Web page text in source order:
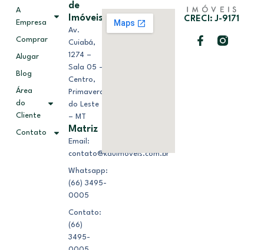
CRECI: J-9171
A
Empresa
Comprar
Alugar
Blog
Área
do
Cliente
Contato
de
Imóveis
Av.
Cuiabá,
1274 –
Sala 05 –
Centro,
Primavera
do Leste
– MT
Matriz
Email:
contato@kduimoveis.com.br
Whatsapp:
(66) 3495-
0005
Contato:
(66)
3495-